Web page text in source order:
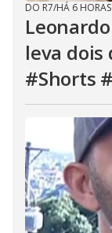
DO R7/HÁ 6 HORAS
leva dois
#Shorts